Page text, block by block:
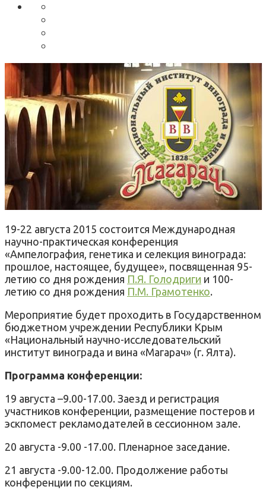
19-22 августа 2015 состоится Международная
научно-практическая конференция
«Ампелография, генетика и селекция винограда:
прошлое, настоящее, будущее», посвященная 95-
летию со дня рождения П.Я. Голодриги и 100-
летию со дня рождения П.М. Грамотенко.
Мероприятие будет проходить в Государственном
бюджетном учреждении Республики Крым
«Национальный научно-исследовательский
институт винограда и вина «Магарач» (г. Ялта).
Программа конференции:
19 августа –9.00-17.00. Заезд и регистрация
участников конференции, размещение постеров и
эскпомест рекламодателей в сессионном зале.
20 августа -9.00 -17.00. Пленарное заседание.
21 августа -9.00-12.00. Продолжение работы
конференции по секциям.